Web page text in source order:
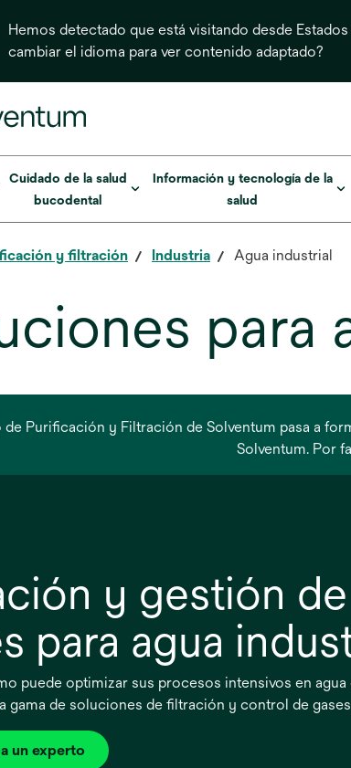
Hemos detectado que está visitando desde Estados
cambiar el idioma para ver contenido adaptado?
Cuidado de la salud
bucodental
Información y tecnología de la
salud
y filtración Industria Agua industrial
para
de Purificación y Filtración de Solventum pasa a
Solventum. Por
y gestión de
para agua
puede optimizar sus procesos intensivos en agua
gama de soluciones de filtración y control de
un experto